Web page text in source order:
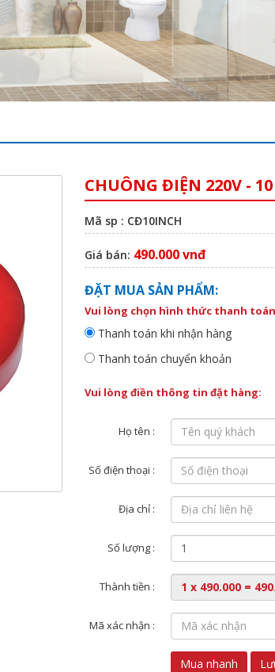
CHUÔNG ĐIỆN 220V -
Mã sp : CĐ10INCH
Giá bán: 490.000 vnđ
ĐẶT MUA SẢN PHẨM:
Vui lòng chọn hình thức thanh
Thanh toán khi nhận hàng
Thanh toán chuyển khoản
Vui lòng điền thông tin đặt hàng:
Họ tên :
Số điện thoại :
Địa chỉ :
Số lượng :
Thành tiền :
Mã xác nhận :
Mua nhanh